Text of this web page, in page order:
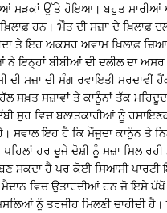
ਦੀਆਂ ਸੜਕਾਂ ਉੱਤੇ ਹੋਇਆ। ਬਹੁਤ
ਖ਼ਿਲਾਫ਼ ਹਨ। ‘ਮੌਤ ਦੀ ਸਜ਼ਾ’ ਦੇ
ਤੇ ਇਹ ਅਕਸਰ ਅਵਾਮ ਖ਼ਿਲਾਫ਼
ਇਨ੍ਹਾਂ ਬੀਬੀਆਂ ਦੀ ਦਲੀਲ ਦਾ
ਦੀ ਸਜ਼ਾ ਦੀ ਮੰਗ ਰਵਾਇਤੀ ਮਰਦਾਵੀਂ
ਸਖ਼ਤ ਸਜ਼ਾਵਾਂ ਤੇ ਕਾਨੂੰਨਾਂ ਤੱਕ
ਸੁਰ ਵਿਚ ਬਲਾਤਕਾਰੀਆਂ ਨੂੰ
ਸਵਾਲ ਇਹ ਹੈ ਕਿ ਮੌਜੂਦਾ ਕਾਨੂੰਨ
ਪਹਿਲਾਂ ਹਰ ਦੂਜੇ ਦੋਸ਼ੀ ਨੂੰ ਸਜ਼ਾ ਮਿਲ
ਸਕਦਾ ਹੈ ਪਰ ਕੋਈ ਸਿਆਸੀ ਪਾਰਟੀ
ਵਿਚ ਉਤਾਰਦੀਆਂ ਹਨ ਜੋ ਇਸੇ
ਨੂੰ ਤਰਜੀਹ ਮਿਲਣੀ ਚਾਹੀਦੀ